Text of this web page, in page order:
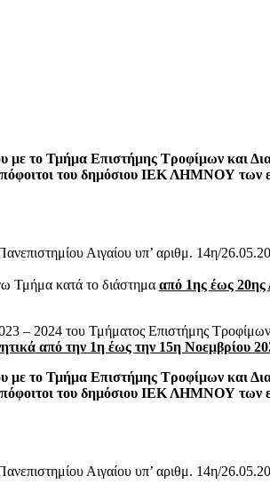
το Τμήμα Επιστήμης Τροφίμων και
απόφοιτοι του δημόσιου ΙΕΚ ΛΗΜΝΟΥ των
Αιγαίου υπ’ αριθμ. 14η/
Τμήμα κατά το διάστημα από 1ης έως 20ης
– 2024 του Τμήματος Επιστήμης
από την 1η έως την 15η Νοεμβρίου
το Τμήμα Επιστήμης Τροφίμων και
απόφοιτοι του δημόσιου ΙΕΚ ΛΗΜΝΟΥ των
Αιγαίου υπ’ αριθμ. 14η/